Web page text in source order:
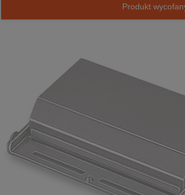
Produkt